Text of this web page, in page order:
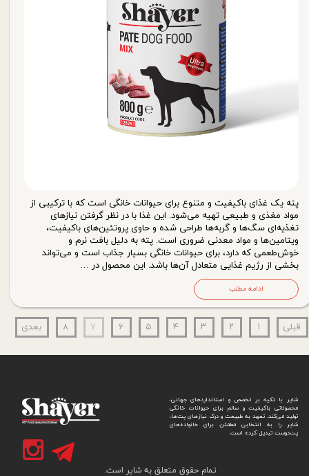
پته یک غذای باکیفیت و متنوع برای حیوانات خانگی است که با ترکیبی از
مواد مغذی و طبیعی تهیه می‌شود. این غذا با در نظر گرفتن نیازهای
تغذیه‌ای سگ‌ها و گربه‌ها طراحی شده و حاوی پروتئین‌های باکیفیت،
ویتامین‌ها و مواد معدنی ضروری است. پته به دلیل بافت نرم و
خوش‌طعمی که دارد، برای حیوانات خانگی بسیار جذاب است و می‌تواند
بخشی از رژیم غذایی متعادل آن‌ها باشد. این محصول در …
ادامه مطلب
قبلی ۱ ۲ ۳ ۴ ۵ ۶ ۷ ۸ بعدی
تمام حقوق متعلق به شایر است.
شایر با تکیه بر تخصص و استانداردهای جهانی،
محصولاتی باکیفیت و سالم برای حیوانات خانگی
تولید می‌کند. تعهد به طبیعت و درک نیازهای پت‌ها،
شایر را به انتخابی مطمئن برای خانواده‌های
پت‌دوست تبدیل کرده است.